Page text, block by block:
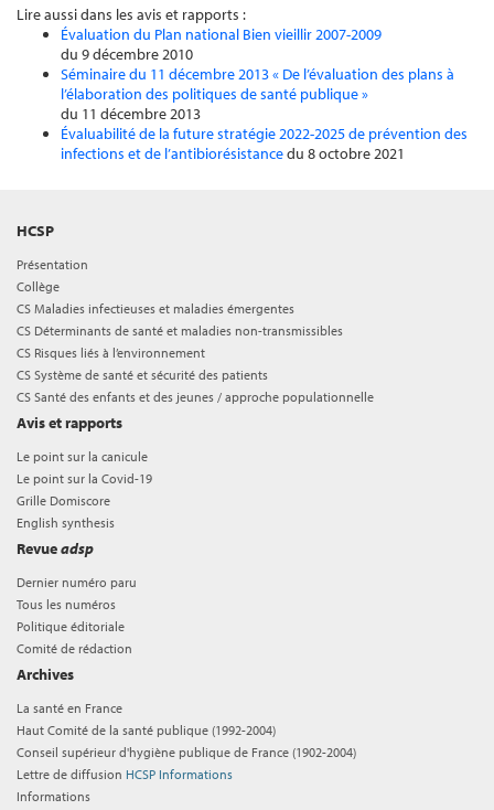
Lire aussi dans les avis et rapports :
Évaluation du Plan national Bien vieillir 2007-2009
du 9 décembre 2010
Séminaire du 11 décembre 2013 « De l’évaluation des plans à
l’élaboration des politiques de santé publique »
du 11 décembre 2013
Évaluabilité de la future stratégie 2022-2025 de prévention des
infections et de l’antibiorésistancedu 8 octobre 2021
HCSP
Présentation
Collège
CS Maladies infectieuses et maladies émergentes
CS Déterminants de santé et maladies non-transmissibles
CS Risques liés à l’environnement
CS Système de santé et sécurité des patients
CS Santé des enfants et des jeunes / approche populationnelle
Avis et rapports
Le point sur la canicule
Le point sur la Covid-19
Grille Domiscore
English synthesis
Revueadsp
Dernier numéro paru
Tous les numéros
Politique éditoriale
Comité de rédaction
Archives
La santé en France
Haut Comité de la santé publique (1992-2004)
Conseil supérieur d'hygiène publique de France (1902-2004)
Lettre de diffusion HCSP Informations
Informations